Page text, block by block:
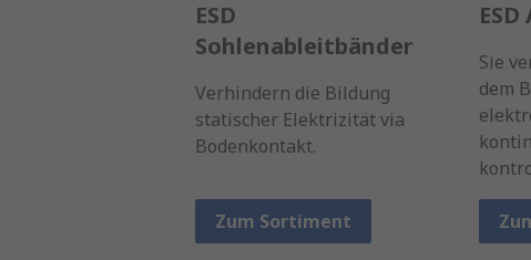
ESD
Sohlenableitbänder
Verhindern die Bildung
statischer Elektrizität via
Bodenkontakt.
Zum Sortiment
Sie
dem